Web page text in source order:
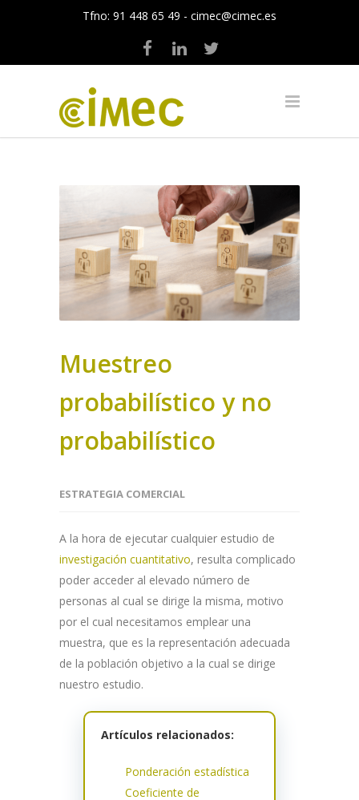
Tfno: 91 448 65 49 - cimec@cimec.es
Muestreo
probabilístico y no
probabilístico
ESTRATEGIA COMERCIAL
A la hora de ejecutar cualquier estudio de
investigación cuantitativo, resulta complicado
poder acceder al elevado número de
personas al cual se dirige la misma, motivo
por el cual necesitamos emplear una
muestra, que es la representación adecuada
de la población objetivo a la cual se dirige
nuestro estudio.
Artículos relacionados:
Ponderación estadística
Coeficiente de